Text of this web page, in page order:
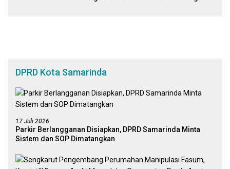
DPRD Kota Samarinda
17 Juli 2026
Parkir Berlangganan Disiapkan, DPRD Samarinda Minta
Sistem dan SOP Dimatangkan